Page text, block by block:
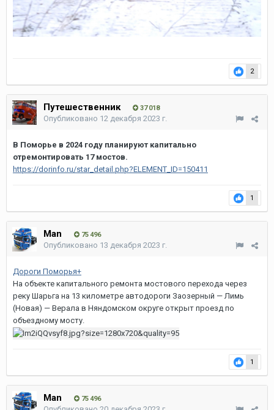
2
Путешественник 37 018
Опубликовано 12 декабря 2023 г.
В Поморье в 2024 году планируют капитально
отремонтировать 17 мостов.
https://dorinfo.ru/star_detail.php?ELEMENT_ID=150411
1
Man 75 496
Опубликовано 13 декабря 2023 г.
Дороги Поморья+
На объекте капитального ремонта мостового перехода через
реку Шарьга на 13 километре автодороги Заозерный — Лимь
(Новая) — Верала в Няндомском округе открыт проезд по
объездному мосту.
1
Man 75 496